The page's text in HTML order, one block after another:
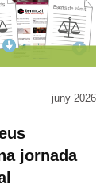
juny 2026
jornada